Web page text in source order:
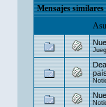
Mensajes similares